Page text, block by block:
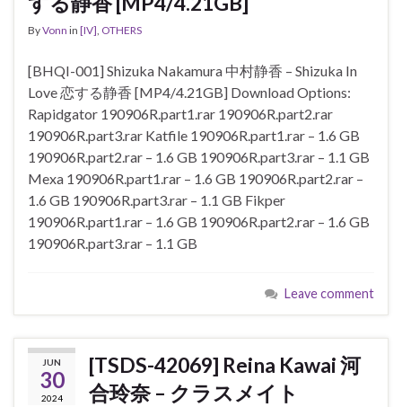
ByVonn in [IV], OTHERS
[BHQI-001] Shizuka Nakamura 中村静香 – Shizuka In
Love 恋する静香 [MP4/4.21GB] Download Options:
Rapidgator 190906R.part1.rar 190906R.part2.rar
190906R.part3.rar Katfile 190906R.part1.rar – 1.6 GB
190906R.part2.rar – 1.6 GB 190906R.part3.rar – 1.1 GB
Mexa 190906R.part1.rar – 1.6 GB 190906R.part2.rar –
1.6 GB 190906R.part3.rar – 1.1 GB Fikper
190906R.part1.rar – 1.6 GB 190906R.part2.rar – 1.6 GB
190906R.part3.rar – 1.1 GB
Leave comment
JUN
30
2024
[TSDS-42069] Reina Kawai 河
合玲奈 – クラスメイト